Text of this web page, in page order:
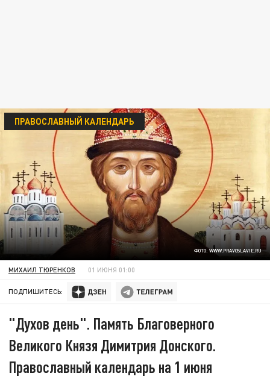
ФОТО: WWW.PRAVOSLAVIE.RU
ПРАВОСЛАВНЫЙ КАЛЕНДАРЬ
МИХАИЛ ТЮРЕНКОВ 01 ИЮНЯ 01:00
ПОДПИШИТЕСЬ:
"Духов день". Память Благоверного
Великого Князя Димитрия Донского.
Православный календарь на 1 июня